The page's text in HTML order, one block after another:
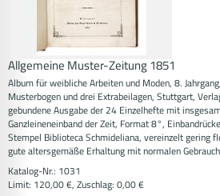
Allgemeine Muster-Zeitung 1851
Album für weibliche Arbeiten und Moden, 8.
Musterbogen und drei Extrabeilagen, Stuttgart,
gebundene Ausgabe der 24 Einzelhefte mit
Ganzleineneinband der Zeit, Format 8°,
Stempel Biblioteca Schmideliana, vereinzelt gering
gute altersgemäße Erhaltung mit normalen
Katalog-Nr.: 1031
Limit: 120,00 €, Zuschlag: 0,00 €